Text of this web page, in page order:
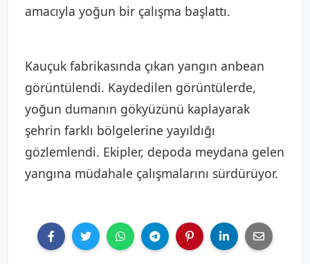
amacıyla yoğun bir çalışma başlattı.
Kauçuk fabrikasında çıkan yangın anbean
görüntülendi. Kaydedilen görüntülerde,
yoğun dumanın gökyüzünü kaplayarak
şehrin farklı bölgelerine yayıldığı
gözlemlendi. Ekipler, depoda meydana gelen
yangına müdahale çalışmalarını sürdürüyor.